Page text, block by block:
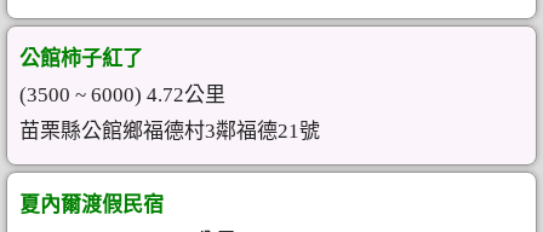
公館柿子紅了
(3500 ~ 6000) 4.72公里
苗栗縣公館鄉福德村3鄰福德21號
夏內爾渡假民宿